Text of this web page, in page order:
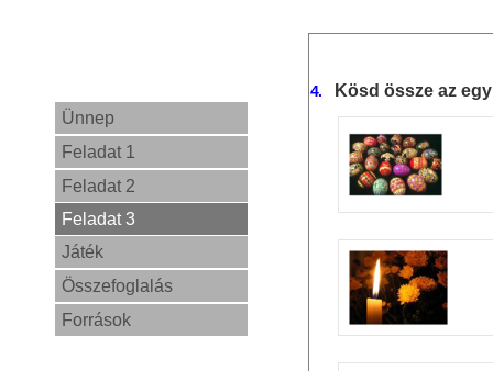
Ünnep
Feladat 1
Feladat 2
Feladat 3
Játék
Összefoglalás
Források
4. Kösd össze az